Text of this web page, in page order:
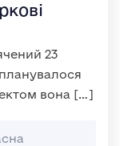
23
вона […]